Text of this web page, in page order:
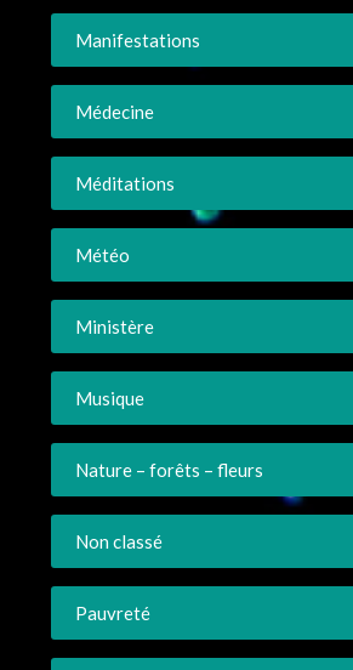
Manifestations
Médecine
Méditations
Météo
Ministère
Musique
Nature – forêts – fleurs
Non classé
Pauvreté